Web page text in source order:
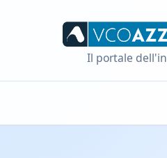
Il portale